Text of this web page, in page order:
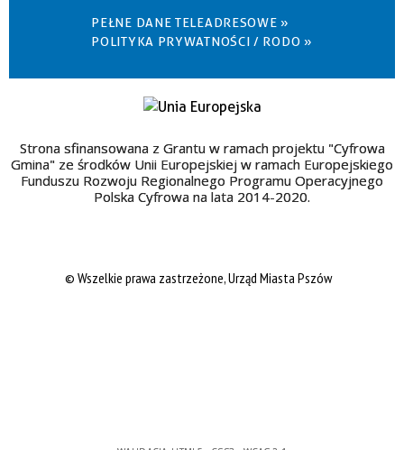
PEŁNE DANE TELEADRESOWE »
POLITYKA PRYWATNOŚCI / RODO »
Strona sfinansowana z Grantu w ramach projektu "Cyfrowa
Gmina" ze środków Unii Europejskiej w ramach Europejskiego
Funduszu Rozwoju Regionalnego Programu Operacyjnego
Polska Cyfrowa na lata 2014-2020.
© Wszelkie prawa zastrzeżone, Urząd Miasta Pszów